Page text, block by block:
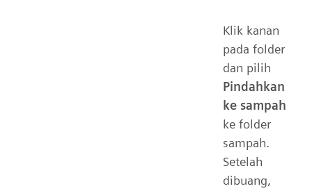
Klik kanan
pada folder
dan pilih
Pindahkan
ke sampah
ke folder
sampah.
Setelah
dibuang,